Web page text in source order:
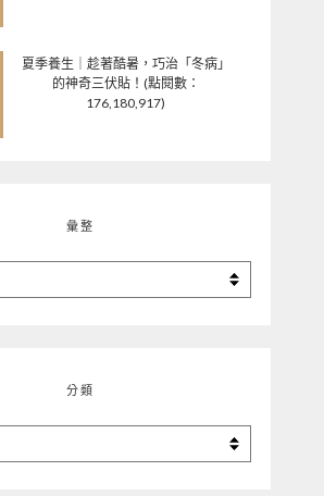
夏季養生｜趁著酷暑，巧治「冬病」
的神奇三伏貼！(點閱數：
176,180,917)
彙整
分類